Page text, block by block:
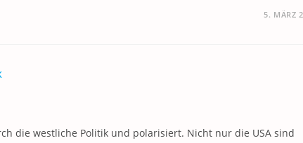
5. MÄRZ
die westliche Politik und polarisiert. Nicht nur die USA sind